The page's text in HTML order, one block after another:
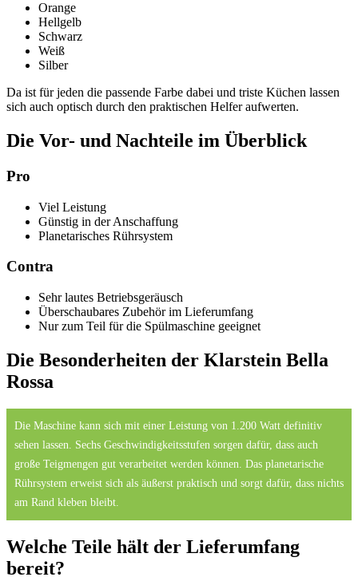
Orange
Hellgelb
Schwarz
Weiß
Silber
Da ist für jeden die passende Farbe dabei und triste Küchen lassen
sich auch optisch durch den praktischen Helfer aufwerten.
Die Vor- und Nachteile im Überblick
Pro
Viel Leistung
Günstig in der Anschaffung
Planetarisches Rührsystem
Contra
Sehr lautes Betriebsgeräusch
Überschaubares Zubehör im Lieferumfang
Nur zum Teil für die Spülmaschine geeignet
Die Besonderheiten der Klarstein Bella
Rossa
Die Maschine kann sich mit einer Leistung von 1.200 Watt definitiv
sehen lassen. Sechs Geschwindigkeitsstufen sorgen dafür, dass auch
große Teigmengen gut verarbeitet werden können. Das planetarische
Rührsystem erweist sich als äußerst praktisch und sorgt dafür, dass nichts
am Rand kleben bleibt.
Welche Teile hält der Lieferumfang
bereit?